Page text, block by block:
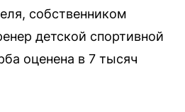
собственником
детской спортивной
оценена в 7 тысяч